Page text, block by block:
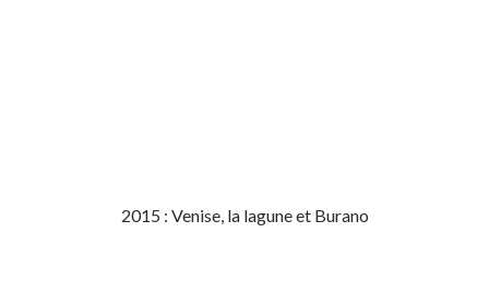
2015 : Venise, la lagune et Burano